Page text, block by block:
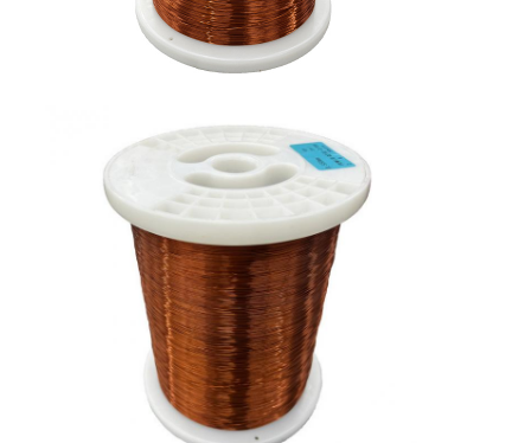
Cavi magnetici ad alta temperatura